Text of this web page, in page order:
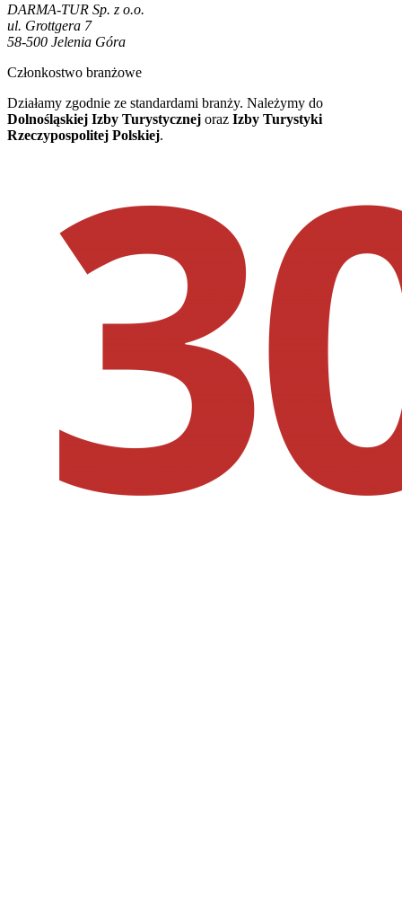
DARMA-TUR Sp. z o.o.
ul. Grottgera 7
58-500 Jelenia Góra
Członkostwo branżowe
Działamy zgodnie ze standardami branży. Należymy do
Dolnośląskiej Izby Turystycznej oraz Izby Turystyki
Rzeczypospolitej Polskiej.